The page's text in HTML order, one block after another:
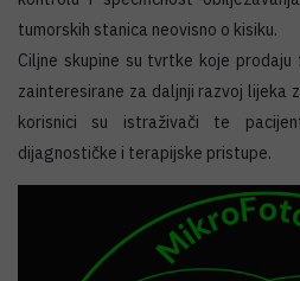
tumorskih stanica neovisno o kisiku.
Ciljne skupine su tvrtke koje
zainteresirane za daljnji razvoj lijeka
korisnici su istraživači te
dijagnostičke i terapijske pristupe.